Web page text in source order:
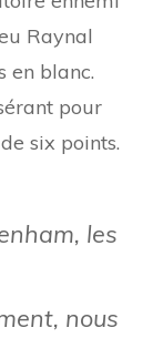
Raynal
en blanc.
pour
six points.
les
nous